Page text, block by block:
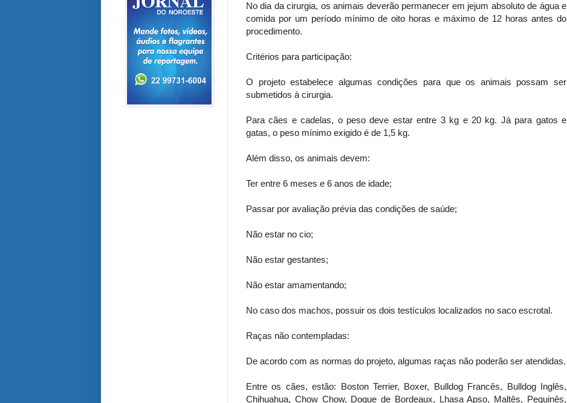
No dia da cirurgia, os animais deverão permanecer em jejum absoluto de água e
comida por um período mínimo de oito horas e máximo de 12 horas antes do
procedimento.
Critérios para participação:
O projeto estabelece algumas condições para que os animais possam ser
submetidos à cirurgia.
Para cães e cadelas, o peso deve estar entre 3 kg e 20 kg. Já para gatos e
gatas, o peso mínimo exigido é de 1,5 kg.
Além disso, os animais devem:
Ter entre 6 meses e 6 anos de idade;
Passar por avaliação prévia das condições de saúde;
Não estar no cio;
Não estar gestantes;
Não estar amamentando;
No caso dos machos, possuir os dois testículos localizados no saco escrotal.
Raças não contempladas:
De acordo com as normas do projeto, algumas raças não poderão ser atendidas.
Entre os cães, estão: Boston Terrier, Boxer, Bulldog Francês, Bulldog Inglês,
Chihuahua, Chow Chow, Dogue de Bordeaux, Lhasa Apso, Maltês, Pequinês,